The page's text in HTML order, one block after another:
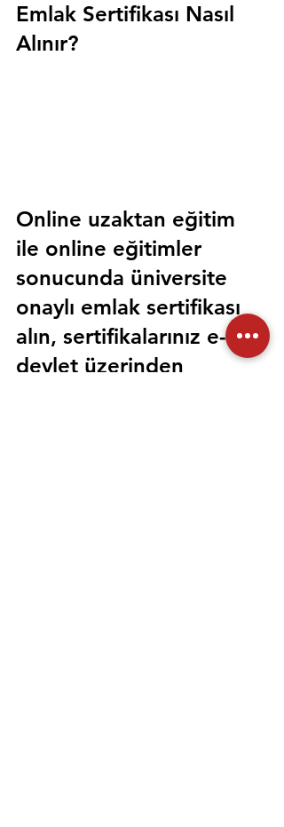
Emlak Sertifikası Nasıl
Alınır?
Online uzaktan eğitim
ile online eğitimler
sonucunda üniversite
onaylı emlak sertifikası
alın, sertifikalarınız e-
devlet üzerinden